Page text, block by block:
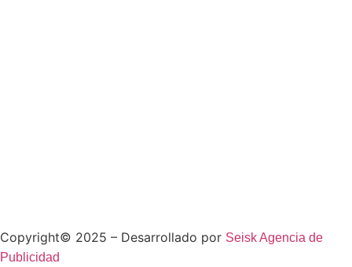
Copyright© 2025 – Desarrollado por Seisk Agencia de
Publicidad